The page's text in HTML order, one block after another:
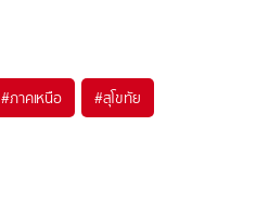
#ภาคเหนือ #สุโขทัย